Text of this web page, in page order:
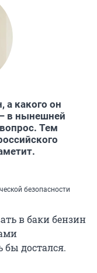
а какого он
в нынешней
Тем
безопасности
в баки бензин
бы достался.